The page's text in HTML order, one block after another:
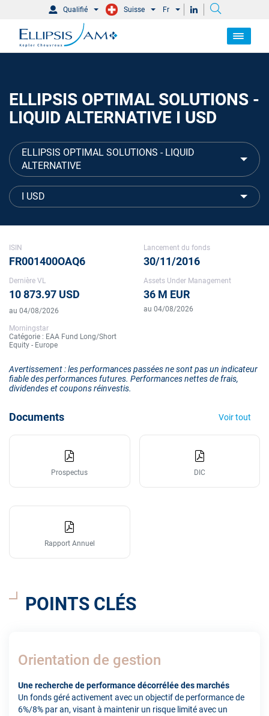
Qualifié Suisse Fr
ELLIPSIS OPTIMAL SOLUTIONS -
LIQUID ALTERNATIVE I USD
ELLIPSIS OPTIMAL SOLUTIONS - LIQUID
ALTERNATIVE
I USD
ISIN
FR001400OAQ6
Lancement du fonds
30/11/2016
Dernière VL
10 873.97 USD
au 04/08/2026
Assets Under Management
36 M EUR
au 04/08/2026
Morningstar
Catégorie : EAA Fund Long/Short
Equity - Europe
Avertissement : les performances passées ne sont pas un indicateur
fiable des performances futures. Performances nettes de frais,
dividendes et coupons réinvestis.
Documents Voir tout
Prospectus DIC
Rapport Annuel
POINTS CLÉS
Orientation de gestion
Une recherche de performance décorrélée des marchés
Un fonds géré activement avec un objectif de performance de
6%/8% par an, visant à maintenir un risque limité avec un